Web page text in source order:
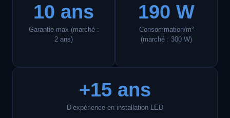
10 ans
Garantie max (marché :
2 ans)
190 W
Consommation/m²
(marché : 300 W)
+15 ans
D’expérience en installation LED